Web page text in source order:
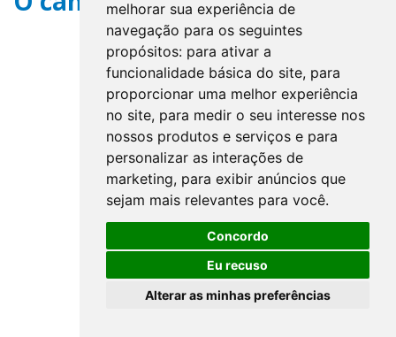
melhorar sua experiência de
navegação para os seguintes
propósitos: para ativar a
funcionalidade básica do site, para
proporcionar uma melhor experiência
no site, para medir o seu interesse nos
nossos produtos e serviços e para
personalizar as interações de
marketing, para exibir anúncios que
sejam mais relevantes para você.
Concordo
Eu recuso
Alterar as minhas preferências